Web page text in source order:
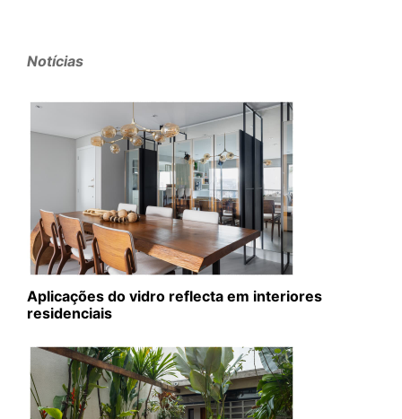
Notícias
Aplicações do vidro reflecta em interiores
residenciais